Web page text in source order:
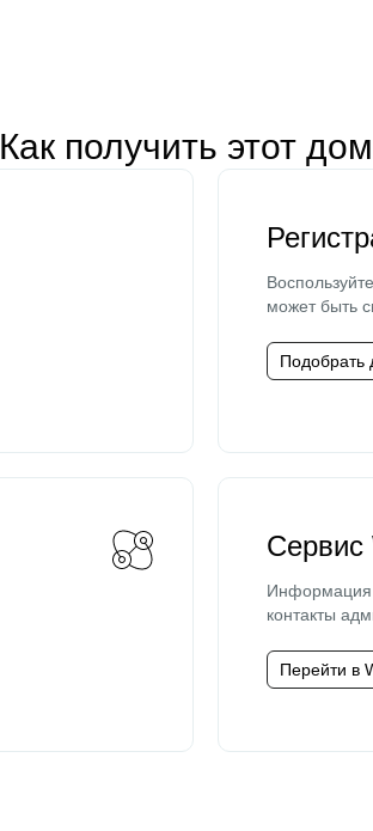
Как получить этот
может быть
Подобрать
Сервис
Информация
контакты
Перейти в